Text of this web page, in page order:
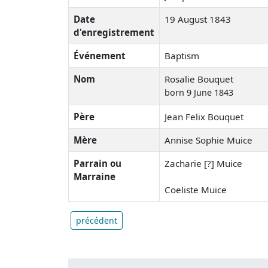
Date
d'enregistrement
19 August 1843
Événement
Baptism
Nom
Rosalie Bouquet
born 9 June 1843
Père
Jean Felix Bouquet
Mère
Annise Sophie Muice
Parrain ou
Marraine
Zacharie [?] Muice
Coeliste Muice
précédent